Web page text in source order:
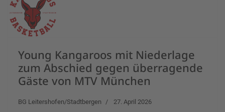
Young Kangaroos mit Niederlage
zum Abschied gegen überragende
Gäste von MTV München
BG Leitershofen/Stadtbergen 27. April 2026